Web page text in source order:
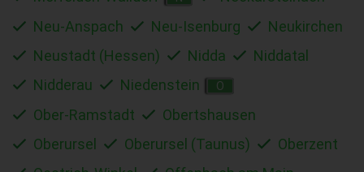
Neu-Anspach
Neu-Isenburg
Neukirchen
Neustadt (Hessen)
Nidda
Niddatal
Nidderau
Niedenstein O
Ober-Ramstadt
Obertshausen
Oberursel
Oberursel (Taunus)
Oberzent